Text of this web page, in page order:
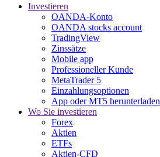
Investieren
OANDA-Konto
OANDA stocks account
TradingView
Zinssätze
Mobile app
Professioneller Kunde
MetaTrader 5
Einzahlungsoptionen
App oder MT5 herunterladen
Wo Sie investieren
Forex
Aktien
ETFs
Aktien-CFD